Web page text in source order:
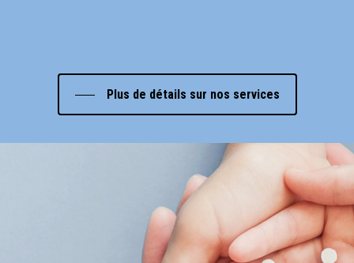
Plus de détails sur nos services